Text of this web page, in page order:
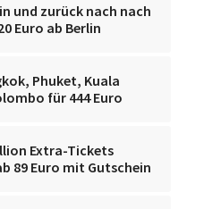
und zurück nach nach
Euro ab Berlin
Phuket, Kuala
für 444 Euro
Extra-Tickets
89 Euro mit Gutschein